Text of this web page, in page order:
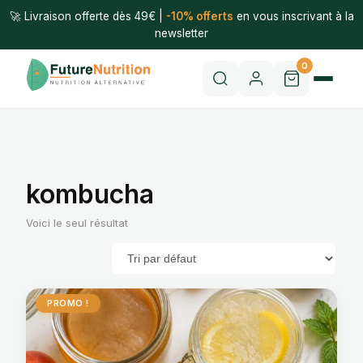
🚀 Livraison offerte dès 49€ | -10% offerts en vous inscrivant à la
newsletter
0
kombucha
Voici le seul résultat
PROMO !